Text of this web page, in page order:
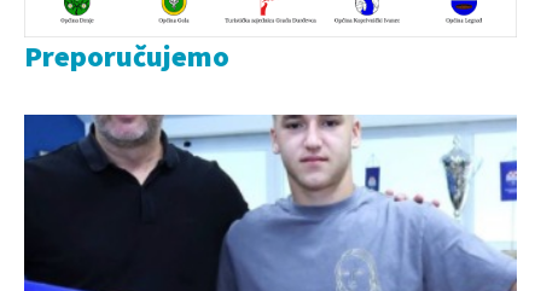
Preporučujemo